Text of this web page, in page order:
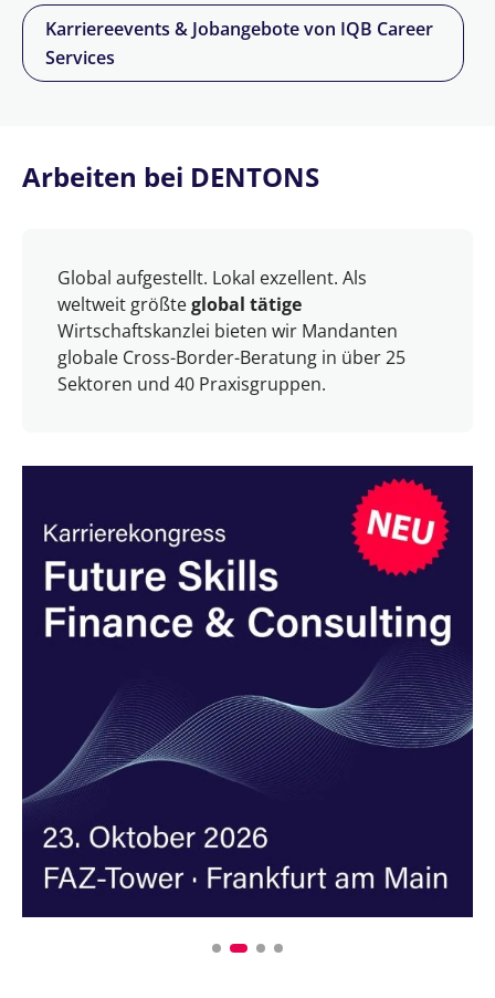
Karriereevents & Jobangebote von IQB Career
Services
Arbeiten bei DENTONS
Global aufgestellt. Lokal exzellent. Als
weltweit größteglobal tätige
Wirtschaftskanzlei bieten wir Mandanten
globale Cross-Border-Beratung in über 25
Sektoren und 40 Praxisgruppen.